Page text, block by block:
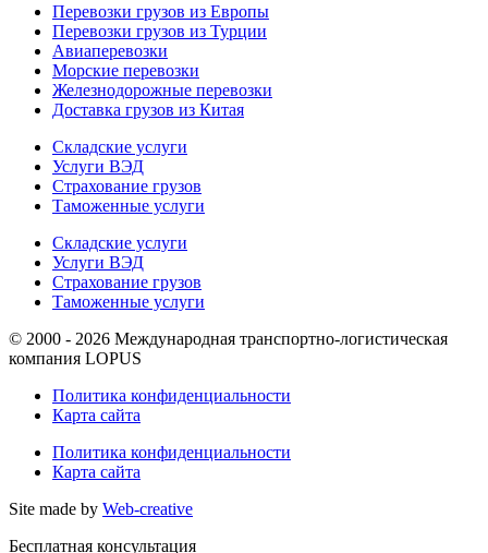
Перевозки грузов из Европы
Перевозки грузов из Турции
Авиаперевозки
Морские перевозки
Железнодорожные перевозки
Доставка грузов из Китая
Складские услуги
Услуги ВЭД
Страхование грузов
Таможенные услуги
Складские услуги
Услуги ВЭД
Страхование грузов
Таможенные услуги
© 2000 - 2026 Международная транспортно-логистическая
компания LOPUS
Политика конфиденциальности
Карта сайта
Политика конфиденциальности
Карта сайта
Site made by Web-creative
Бесплатная консультация